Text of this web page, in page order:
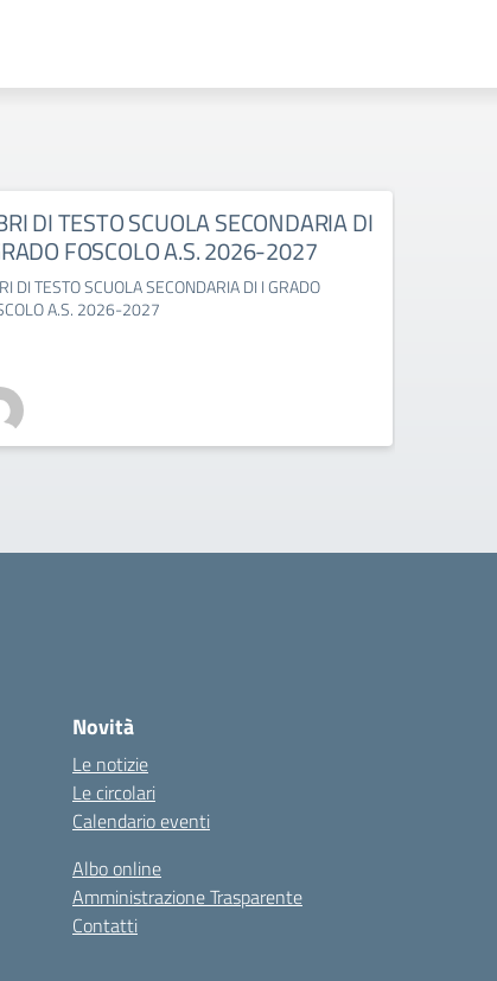
DI TESTO SCUOLA SECONDARIA DI
FOSCOLO A.S. 2026-2027
DI TESTO SCUOLA SECONDARIA DI I GRADO
A.S. 2026-2027
Novità
Le notizie
Le circolari
Calendario eventi
Albo online
Amministrazione Trasparente
Contatti